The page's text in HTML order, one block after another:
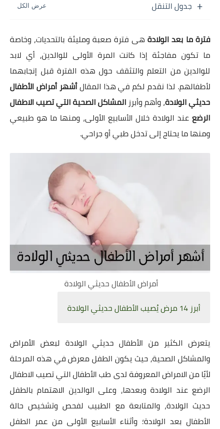
جدول التنقل
فترة ما بعد الولادةهى فترة صعبة ومليئة بالتحديات، وخاصة
ما تكون مفاجئة إذا كانت المرة الأولى للوالدين، أي لابد
للوالدين من التعلم والتثقف حول هذه الفترة قبل إنجابهما
لأطفالهم. لذا نقدم لكم في هذا المقالأشهر أمراض الأطفال
حديثي الولادة، وأهم وأبرز المشاكل الصحية التي تصيب الاطفال
الرضع عند الولادة خلال الأسابيع الأولى، ومنها ما هو طبيعي
ومنها ما يحتاج إلى تدخل طبي أو جراحي.
أمراض الأطفال حديثي الولادة
أبرز 14 مرض يُصيب الأطفال حديثي الولادة
يتعرض الكثير من الأطفال حديثي الولادة لبعض الأمراض
والمشاكل الصحية، حيث يكون الطفل معرض في هذه المرحلة
لأيًا من الامراض المعروفة لدى طب الأطفال التي تصيب الاطفال
الرضع عند الولادة وبعدها، وعلى الوالدين الاهتمام بالطفل
حديث الولادة، والمتابعة مع الطبيب لفحص وتشخيص حالة
الأطفال بعد الولادة؛ وأثناء الأسابيع الأولى من عمر الطفل